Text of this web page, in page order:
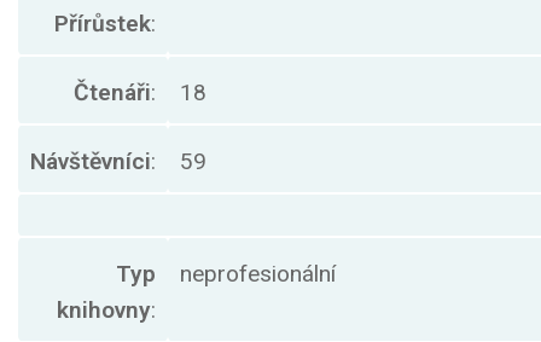
Přírůstek:
Čtenáři: 18
Návštěvníci: 59
Typ
knihovny:
neprofesionální